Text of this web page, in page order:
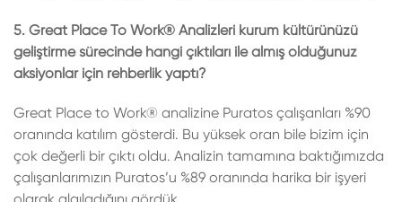
5. Great Place To Work® Analizleri kurum kültürünüzü
geliştirme sürecinde hangi çıktıları ile almış olduğunuz
aksiyonlar için rehberlik yaptı?
Great Place to Work® analizine Puratos çalışanları %90
oranında katılım gösterdi. Bu yüksek oran bile bizim için
çok değerli bir çıktı oldu. Analizin tamamına baktığımızda
çalışanlarımızın Puratos’u %89 oranında harika bir işyeri
olarak algıladığını gördük.